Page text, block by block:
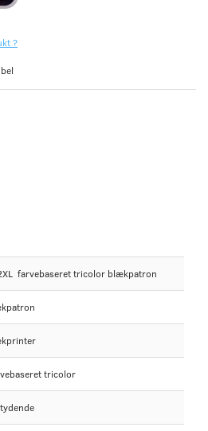
?
farvebaseret tricolor blækpatron
tricolor